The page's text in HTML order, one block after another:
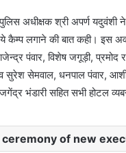
पुलिस अधीक्षक श्री अपर्ण
कैम्प लगाने की बात कही। इस
पंवार, विशेष जगूड़ी, प्रमोद
सुरेश सेमवाल, धनपाल पंवार,
भंडारी सहित सभी होटल
of new